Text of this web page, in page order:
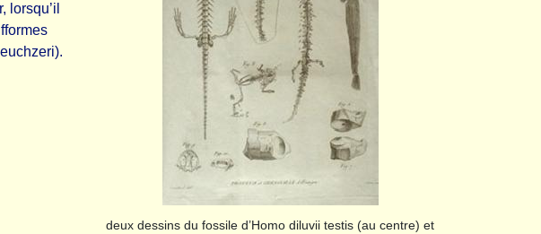
deux dessins du fossile d’Homo diluvii testis (au centre) et